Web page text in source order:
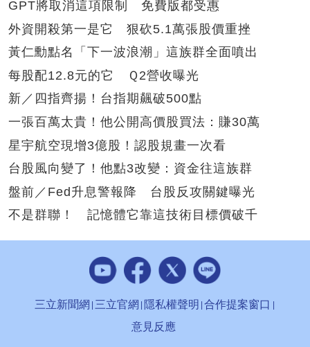
GPT將取消這項限制 免費版都受惠
外資開殺第一是它 狠砍5.1萬張股價重挫
黃仁勳點名「下一波浪潮」這族群全面噴出
每股配12.8元的它 Ｑ2營收曝光
新／四指齊揚！台指期飆破500點
一張百萬太貴！他公開高價股買法：賺30萬
星宇航空現增3億股！認股規畫一次看
台股風向變了！他點3改變：資金往這族群
盤前／Fed升息警報降 台股反攻關鍵曝光
不是群聯！ 記憶體它靠這技術目標價破千
三立新聞網 三立官網 隱私權聲明 合作提案窗口
意見反應